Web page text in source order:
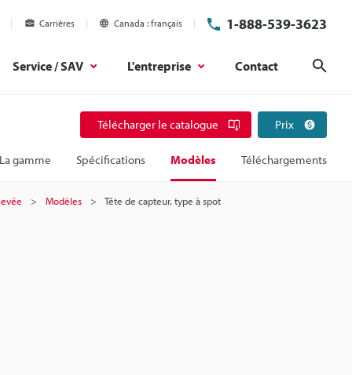
Carrières Canada français 1-888-539-3623
Service / SAV L'entreprise Contact
Télécharger le catalogue Prix
La gamme Spécifications Modèles Téléchargements
Modèles Tête de capteur, type à spot